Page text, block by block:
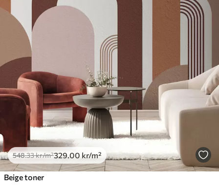
548.33kr/m²329.00 kr/m²
Beige toner